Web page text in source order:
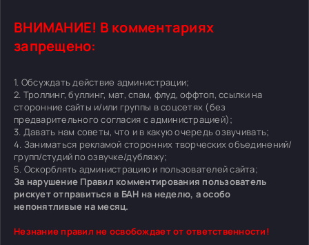
ВНИМАНИЕ! В комментариях
запрещено:
1. Обсуждать действие администрации;
2. Троллинг, буллинг, мат, спам, флуд, оффтоп, ссылки на
сторонние сайты и/или группы в соцсетях (без
предварительного согласия с администрацией);
3. Давать нам советы, что и в какую очередь озвучивать;
4. Заниматься рекламой сторонних творческих объединений/
групп/студий по озвучке/дубляжу;
5. Оскорблять администрацию и пользователей сайта;
За нарушение Правил комментирования пользователь
рискует отправиться в БАН на неделю, а особо
непонятливые на месяц.
Незнание правил не освобождает от ответственности!